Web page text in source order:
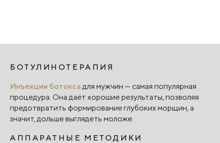
БОТУЛИНОТЕРАПИЯ
Инъекции ботоксадля мужчин — самая популярная
процедура. Она даёт хорошие результаты, позволяя
предотвратить формирование глубоких морщин, а
значит, дольше выглядеть моложе.
АППАРАТНЫЕ МЕТОДИКИ